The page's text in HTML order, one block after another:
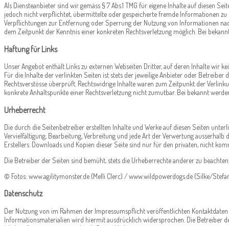
Als Diensteanbieter sind wir gemäss § 7 Abs.1 TMG für eigene Inhalte auf diesen
jedoch nicht verpflichtet, übermittelte oder gespeicherte fremde Informationen
Verpflichtungen zur Entfernung oder Sperrung der Nutzung von Informationen
dem Zeitpunkt der Kenntnis einer konkreten Rechtsverletzung möglich. Bei
Haftung für Links
Unser Angebot enthält Links zu externen Webseiten Dritter, auf deren Inhalte wir
Für die Inhalte der verlinkten Seiten ist stets der jeweilige Anbieter oder
Rechtsverstösse überprüft. Rechtswidrige Inhalte waren zum Zeitpunkt der
konkrete Anhaltspunkte einer Rechtsverletzung nicht zumutbar. Bei bekannt
Urheberrecht
Die durch die Seitenbetreiber erstellten Inhalte und Werke auf diesen Seiten
Vervielfältigung, Bearbeitung, Verbreitung und jede Art der Verwertung
Erstellers. Downloads und Kopien dieser Seite sind nur für den privaten, nicht
Die Betreiber der Seiten sind bemüht, stets die Urheberrechte anderer zu
© Fotos: www.agilitymonster.de (Melli Clerc) / www.wildpowerdogs.de (Silke/
Datenschutz
Der Nutzung von im Rahmen der Impressumspflicht veröffentlichten
Informationsmaterialien wird hiermit ausdrücklich widersprochen. Die Betreiber